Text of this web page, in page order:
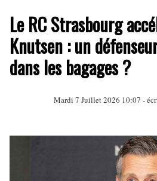
Le RC Strasbourg
Knutsen : un
dans les bagages ?
Mardi 7 Juillet 2026 10:07 -